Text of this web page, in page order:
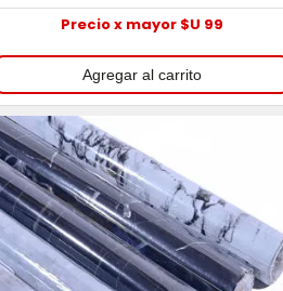
Precio x mayor $U 99